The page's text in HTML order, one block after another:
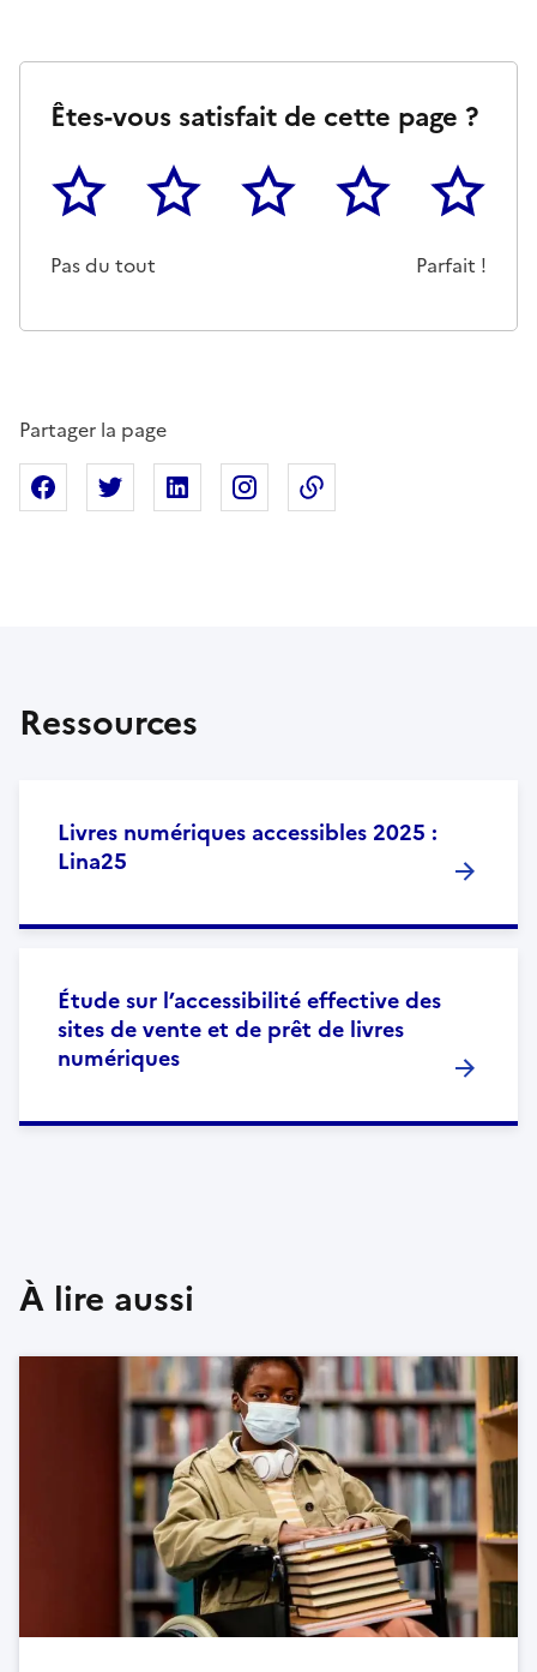
Êtes-vous satisfait de cette page ?
1
Pas du tout
2 3 4 5
Parfait !
Partager la page
Partager sur Facebook
Partager sur XPartager sur Linkedin
Partager sur Instagram
Ressources
Livres numériques accessibles 2025 :
Lina25
Étude sur l’accessibilité effective des
sites de vente et de prêt de livres
numériques
À lire aussi